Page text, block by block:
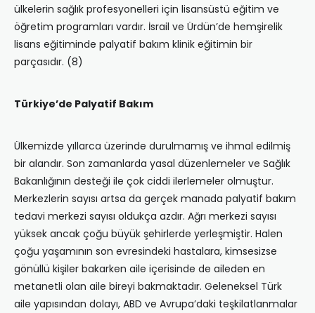
ülkelerin sağlık profesyonelleri için lisansüstü eğitim ve
öğretim programları vardır. İsrail ve Ürdün’de hemşirelik
lisans eğitiminde palyatif bakım klinik eğitimin bir
parçasıdır. (8)
Türkiye’de Palyatif Bakım
Ülkemizde yıllarca üzerinde durulmamış ve ihmal edilmiş
bir alandır. Son zamanlarda yasal düzenlemeler ve Sağlık
Bakanlığının desteği ile çok ciddi ilerlemeler olmuştur.
Merkezlerin sayısı artsa da gerçek manada palyatif bakım
tedavi merkezi sayısı oldukça azdır. Ağrı merkezi sayısı
yüksek ancak çoğu büyük şehirlerde yerleşmiştir. Halen
çoğu yaşamının son evresindeki hastalara, kimsesizse
gönüllü kişiler bakarken aile içerisinde de aileden en
metanetli olan aile bireyi bakmaktadır. Geleneksel Türk
aile yapısından dolayı, ABD ve Avrupa’daki teşkilatlanmalar